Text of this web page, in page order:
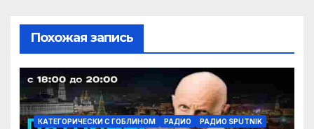
ni
ki
Похожая запись
КАТЕГОРИЧЕСКИ С ГОБЛИНОМ РАДИО РАДИО SPUTNIK